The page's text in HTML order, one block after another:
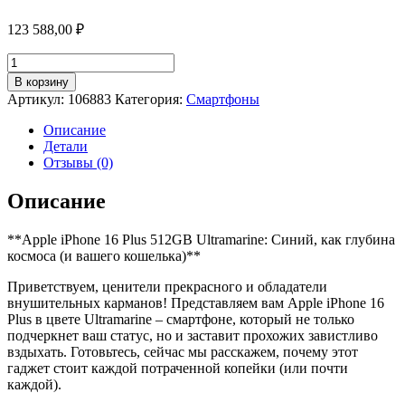
123 588,00 ₽
Количество
товара
Смартфон
Apple
iPhone
Plus
512GB,
Ultramarine
(синий)
В корзину
Артикул: 106883 Категория: Смартфоны
Описание
Детали
Отзывы (0)
Описание
**Apple iPhone 16 Plus 512GB Ultramarine: Синий, как глубина
космоса (и вашего кошелька)**
Приветствуем, ценители прекрасного и обладатели
внушительных карманов! Представляем вам Apple iPhone 16
Plus в цвете Ultramarine – смартфоне, который не только
подчеркнет ваш статус, но и заставит прохожих завистливо
вздыхать. Готовьтесь, сейчас мы расскажем, почему этот
гаджет стоит каждой потраченной копейки (или почти
каждой).